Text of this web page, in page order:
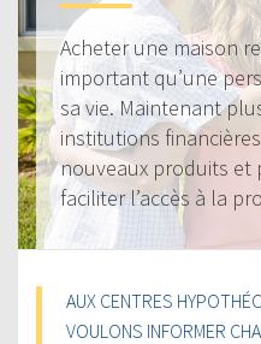
Acheter une maison
important qu’une
sa vie. Maintenant
institutions
nouveaux produits et
faciliter l’accès à la
AUX CENTRES
VOULONS INFORMER